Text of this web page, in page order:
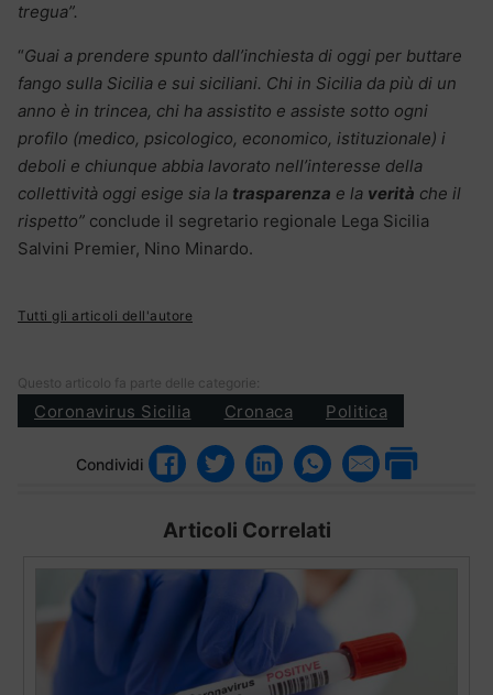
tregua”.
“Guai a prendere spunto dall’inchiesta di oggi per buttare
fango sulla Sicilia e sui siciliani. Chi in Sicilia da più di un
anno è in trincea, chi ha assistito e assiste sotto ogni
profilo (medico, psicologico, economico, istituzionale) i
deboli e chiunque abbia lavorato nell’interesse della
collettività oggi esige sia la trasparenza e la verità che il
rispetto” conclude il segretario regionale Lega Sicilia
Salvini Premier, Nino Minardo.
Tutti gli articoli dell'autore
Questo articolo fa parte delle categorie:
Coronavirus Sicilia Cronaca Politica
Condividi
Articoli Correlati